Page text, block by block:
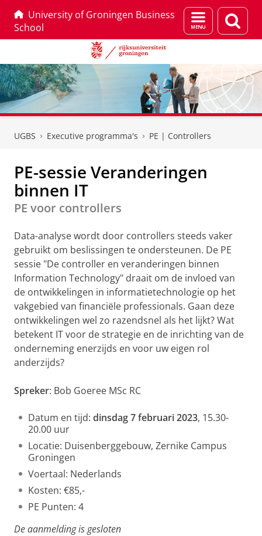
University of Groningen Business
School
Menu
en
UGBS Executive programma's PE | Controllers
PE-sessie Veranderingen
binnen IT
PE voor controllers
Data-analyse wordt door controllers steeds vaker
gebruikt om beslissingen te ondersteunen. De PE
sessie "De controller en veranderingen binnen
Information Technology" draait om de invloed van
de ontwikkelingen in informatietechnologie op het
vakgebied van financiële professionals. Gaan deze
ontwikkelingen wel zo razendsnel als het lijkt? Wat
betekent IT voor de strategie en de inrichting van de
onderneming enerzijds en voor uw eigen rol
anderzijds?
Spreker: Bob Goeree MSc RC
Datum en tijd: dinsdag 7 februari 2023, 15.30-
20.00 uur
Locatie: Duisenberggebouw, Zernike Campus
Groningen
Voertaal: Nederlands
Kosten: €85,-
PE Punten: 4
De aanmelding is gesloten